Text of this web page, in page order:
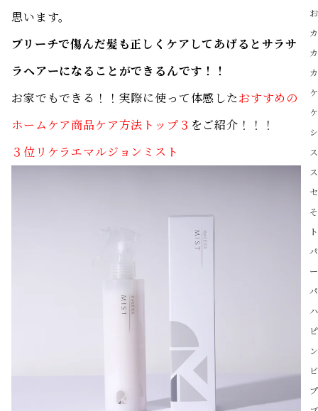
思います。
ブリーチで傷んだ髪も正しくケアしてあげるとサラサ
ラヘアーになることができるんです！！
お家でもできる！！実際に使って体感したおすすめの
ホームケア商品ケア方法トップ３ をご紹介！！！
３位リケラエマルジョンミスト
ー